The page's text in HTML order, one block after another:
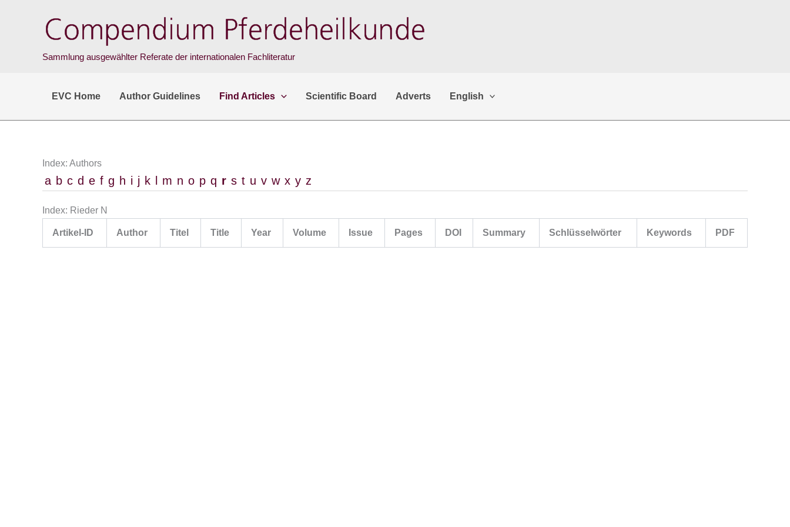
Sammlung ausgewählter Referate der internationalen Fachliteratur
EVC Home Author Guidelines Find Articles Scientific Board Adverts English
Index: Authors
a b c d e f g h i j k m n o p q r s t u v w x y z
Index: Rieder N
Artikel-ID Author Titel Title Year Volume Issue Pages DOI Summary Schlüsselwörter Keywords PDF